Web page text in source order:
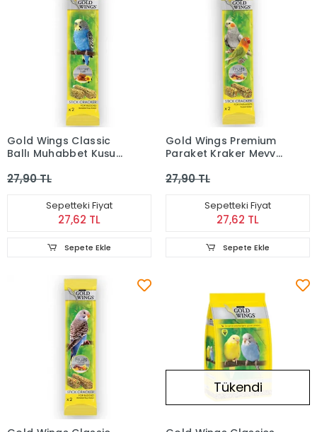
Gold Wings Classic
Ballı Muhabbet Kuşu
27,90 TL
Sepetteki Fiyat
27,62 TL
Sepete Ekle
Gold Wings Premium
Paraket Kraker Meyveli
27,90 TL
Sepetteki Fiyat
27,62 TL
Sepete Ekle
Tükendi